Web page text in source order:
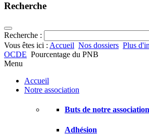
Recherche
Recherche :
Vous êtes ici : Accueil Nos dossiers Plus
OCDE Pourcentage du PNB
Menu
Accueil
Notre association
Buts de notre association
Adhésion